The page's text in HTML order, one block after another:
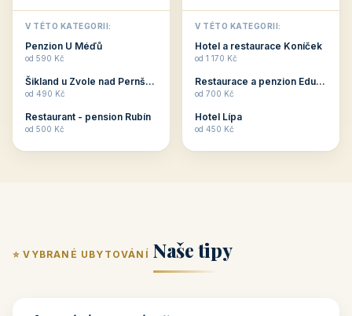
pro Vás připraveny
objekty, které nabízí
ubytování skupin v
penzionech, hotelích a
Budete překva...
V TÉTO KATEGORII:
Penzion U Méďů
od 590 Kč
Šikland u Zvole nad Pernštejnem
od 490 Kč
Restaurant - pension Rubín
od 500 Kč
jsou pro Vás připraveny
objekty, které mají
zkušenosti pořádat i
menší firemní akce a
ob...
V TÉTO KATEGORII:
Hotel a restaurace Koníček
od 1 170 Kč
Restaurace a penzion Eduard
od 700 Kč
Hotel Lípa
od 450 Kč
⭐ VYBRANÉ UBYTOVÁNÍ Naše tipy